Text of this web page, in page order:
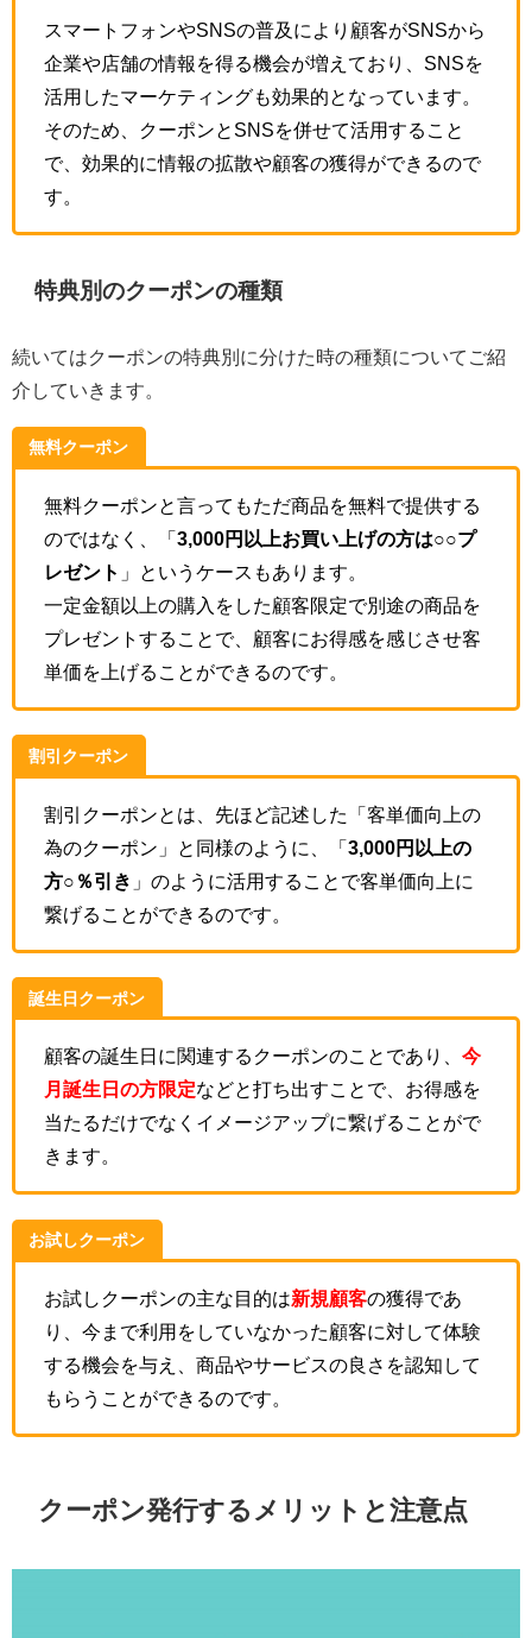
スマートフォンやSNSの普及により顧客がSNSから
企業や店舗の情報を得る機会が増えており、SNSを
活用したマーケティングも効果的となっています。
そのため、クーポンとSNSを併せて活用すること
で、効果的に情報の拡散や顧客の獲得ができるので
す。
特典別のクーポンの種類
続いてはクーポンの特典別に分けた時の種類についてご紹
介していきます。
無料クーポン
無料クーポンと言ってもただ商品を無料で提供する
のではなく、「 3,000円以上お買い上げの方は○○プ
レゼント 」というケースもあります。
一定金額以上の購入をした顧客限定で別途の商品を
プレゼントすることで、顧客にお得感を感じさせ客
単価を上げることができるのです。
割引クーポン
割引クーポンとは、先ほど記述した「客単価向上の
為のクーポン」と同様のように、「 3,000円以上の
方○％引き 」のように活用することで客単価向上に
繋げることができるのです。
誕生日クーポン
顧客の誕生日に関連するクーポンのことであり、 今
月誕生日の方限定などと打ち出すことで、お得感を
当たるだけでなくイメージアップに繋げることがで
きます。
お試しクーポン
お試しクーポンの主な目的は新規顧客の獲得であ
り、今まで利用をしていなかった顧客に対して体験
する機会を与え、商品やサービスの良さを認知して
もらうことができるのです。
クーポン発行するメリットと注意点